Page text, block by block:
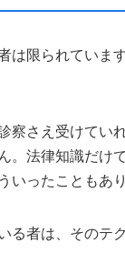
限られていま
察さえ受けてい
。法律知識だけ
ったこともあり
る者は、そのテ